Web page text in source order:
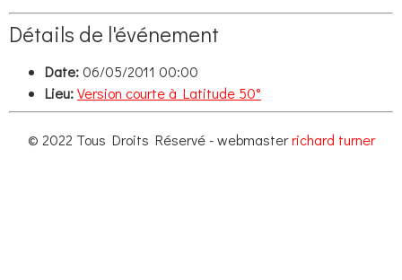
Détails de l'événement
Date:06/05/2011 00:00
Lieu:Version courte à Latitude 50°
© 2022 Tous Droits Réservé - webmasterrichard turner